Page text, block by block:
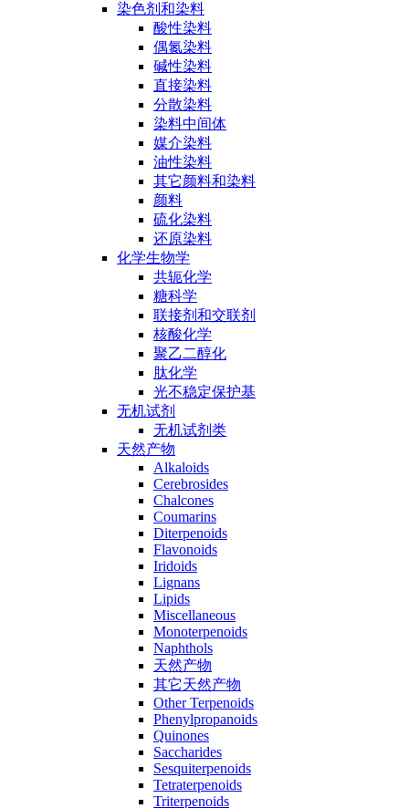
染色剂和染料
酸性染料
偶氮染料
碱性染料
直接染料
分散染料
染料中间体
媒介染料
油性染料
其它颜料和染料
颜料
硫化染料
还原染料
化学生物学
共轭化学
糖科学
联接剂和交联剂
核酸化学
聚乙二醇化
肽化学
光不稳定保护基
无机试剂
无机试剂类
天然产物
Alkaloids
Cerebrosides
Chalcones
Coumarins
Diterpenoids
Flavonoids
Iridoids
Lignans
Lipids
Miscellaneous
Monoterpenoids
Naphthols
天然产物
其它天然产物
Other Terpenoids
Phenylpropanoids
Quinones
Saccharides
Sesquiterpenoids
Tetraterpenoids
Triterpenoids